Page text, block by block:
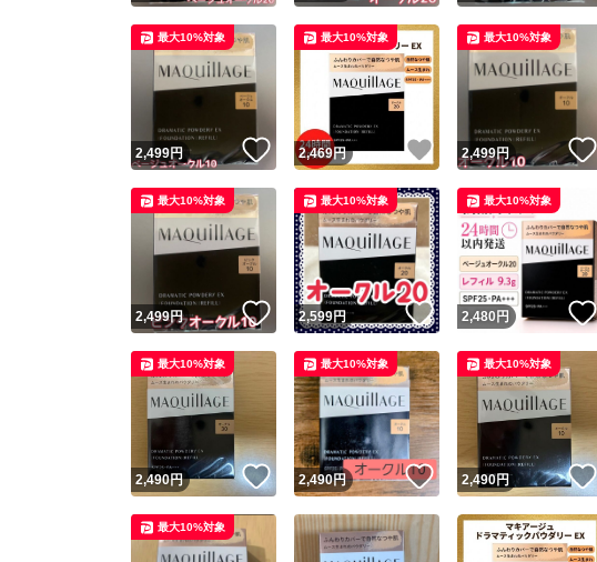
2,499円 いいね！
最大10%対象
2,469円 いいね！
最大10%対象
2,499円
最大10%対象
2,499円 いいね！
最大10%対象
2,599円 いいね！
最大10%対象
2,480 円
最大10%対象
2,490円 いいね！
最大10%対象
2,490円 いいね！
最大10%対象
2,490円
最大10%対象
最大10%対象